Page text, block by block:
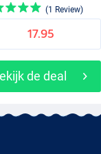
(1 Review)
17.95
de deal